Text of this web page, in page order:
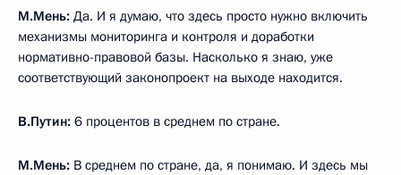
М.Мень: Да. И я думаю, что здесь просто нужно включить
механизмы мониторинга и контроля и доработки
нормативно-правовой базы. Насколько я знаю, уже
соответствующий законопроект на выходе находится.
В.Путин: 6 процентов в среднем по стране.
М.Мень: В среднем по стране, да, я понимаю. И здесь мы